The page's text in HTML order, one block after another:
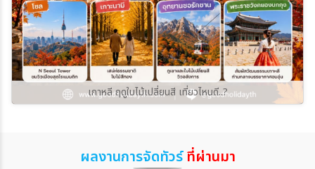
เกาหลี ฤดูใบไม้เปลี่ยนสี เที่ยวไหนดี..?
ผลงานการจัดทัวร์ที่ผ่านมา